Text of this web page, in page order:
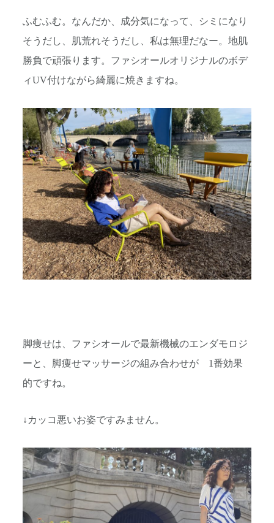
ふむふむ。なんだか、成分気になって、シミになり
そうだし、肌荒れそうだし、私は無理だなー。地肌
勝負で頑張ります。ファシオールオリジナルのボデ
ィUV付けながら綺麗に焼きますね。
脚痩せは、ファシオールで最新機械のエンダモロジ
ーと、脚痩せマッサージの組み合わせが 1番効果
的ですね。
↓カッコ悪いお姿ですみません。